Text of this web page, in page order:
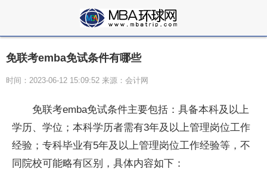
免联考emba免试条件有哪些
时间：2023-06-12 15:09:52 来源：会计网
免联考emba免试条件主要包括：具备本科及以上
学历、学位；本科学历者需有3年及以上管理岗位工作
经验；专科毕业有5年及以上管理岗位工作经验等，不
同院校可能略有区别，具体内容如下：